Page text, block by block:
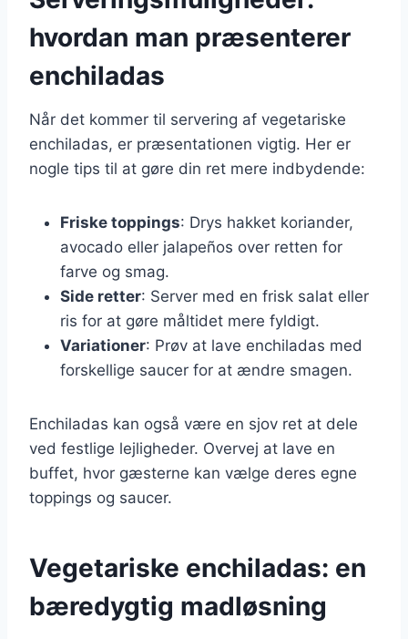
hvordan man præsenterer
enchiladas
Når det kommer til servering af vegetariske
enchiladas, er præsentationen vigtig. Her er
nogle tips til at gøre din ret mere indbydende:
Friske toppings: Drys hakket koriander,
avocado eller jalapeños over retten for
farve og smag.
Side retter: Server med en frisk salat eller
ris for at gøre måltidet mere fyldigt.
Variationer: Prøv at lave enchiladas med
forskellige saucer for at ændre smagen.
Enchiladas kan også være en sjov ret at dele
ved festlige lejligheder. Overvej at lave en
buffet, hvor gæsterne kan vælge deres egne
toppings og saucer.
Vegetariske enchiladas: en
bæredygtig madløsning